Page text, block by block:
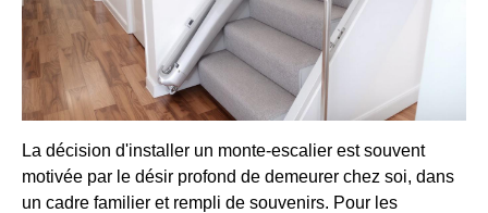
La décision d'installer un monte-escalier est souvent
motivée par le désir profond de demeurer chez soi, dans
un cadre familier et rempli de souvenirs. Pour les